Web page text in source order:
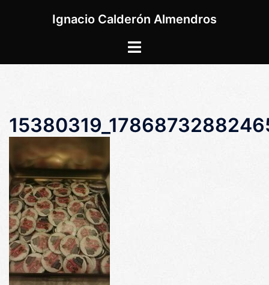
Ignacio Calderón Almendros
Alternar